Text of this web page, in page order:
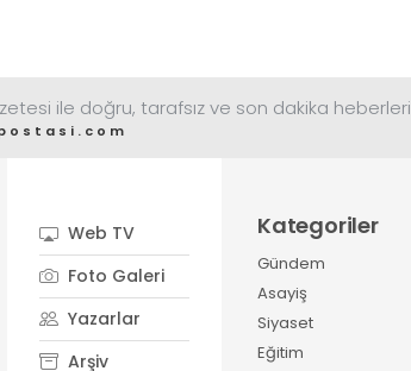
ile doğru, tarafsız ve son dakika heberleri
Web TV
Foto Galeri
Yazarlar
Arşiv
Kategoriler
Gündem
Asayiş
Siyaset
Eğitim